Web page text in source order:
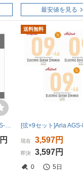
最安値を見る
送料無料
現在 3,597円
即決 3,597円
0 5日